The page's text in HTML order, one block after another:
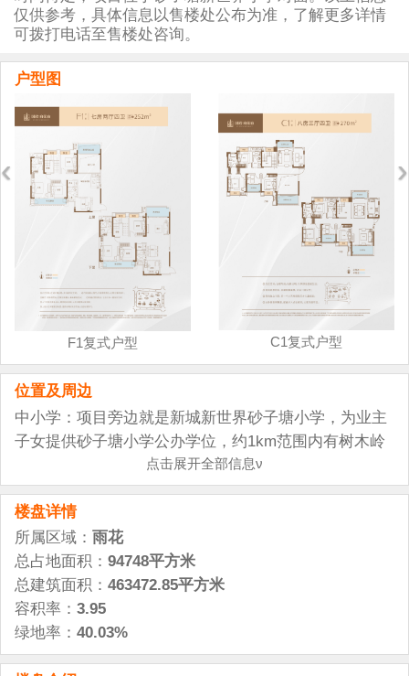
仅供参考，具体信息以售楼处公布为准，了解更多详情
可拨打电话至售楼处咨询。
户型图
F1复式户型 C1复式户型
‹ ›
位置及周边
中小学：项目旁边就是新城新世界砂子塘小学，为业主
子女提供砂子塘小学公办学位，约1km范围内有树木岭
小学、周南雨花中学、广益实验中学等全龄学府。
综合商场：保利MALL、旭辉MALL、喜盈门范城、山姆
会员店、五江天街、 吾悦广场
医院：湖南省人民医院、长沙市中心医院、湘雅附二医
院、湖南旺旺医院
银行：长沙银行、中国银行、上海浦东发展银行、中国
邮政储蓄银行、中国农业银行、长沙农村商业银行
其他：沙湾公园、华雅公园、圭塘河公园；省游泳中
心、长沙国际体育中心（规划中）、雨花区青少年活动
点击展开全部信息ν
楼盘详情
所属区域： 雨花
总占地面积： 94748平方米
总建筑面积： 463472.85平方米
容积率： 3.95
绿地率： 40.03%